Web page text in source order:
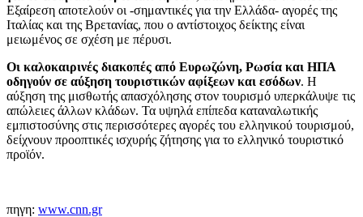
Εξαίρεση αποτελούν οι -σημαντικές για την Ελλάδα- αγορές της
Ιταλίας και της Βρετανίας, που ο αντίστοιχος δείκτης είναι
μειωμένος σε σχέση με πέρυσι.
Οι καλοκαιρινές διακοπές από Ευρωζώνη, Ρωσία και ΗΠΑ
οδηγούν σε αύξηση τουριστικών αφίξεων και εσόδων. Η
αύξηση της μισθωτής απασχόλησης στον τουρισμό υπερκάλυψε τις
απώλειες άλλων κλάδων. Τα υψηλά επίπεδα καταναλωτικής
εμπιστοσύνης στις περισσότερες αγορές του ελληνικού τουρισμού,
δείχνουν προοπτικές ισχυρής ζήτησης για το ελληνικό τουριστικό
προϊόν.
πηγη: www.cnn.gr